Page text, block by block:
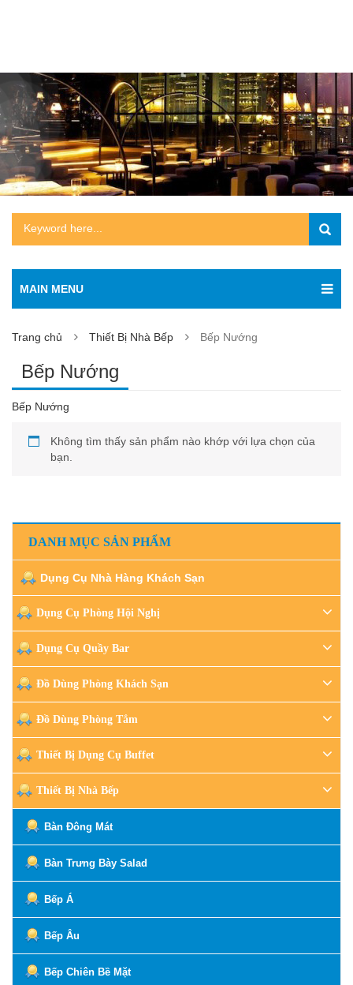
MAIN MENU
Trang chủ Thiết Bị Nhà Bếp Bếp Nướng
Bếp Nướng
Bếp Nướng
Không tìm thấy sản phẩm nào khớp với lựa chọn của
bạn.
DANH MỤC SẢN PHẨM
Dụng Cụ Nhà Hàng Khách Sạn
Dụng Cụ Phòng Hội Nghị
Dụng Cụ Quầy Bar
Đồ Dùng Phòng Khách Sạn
Đồ Dùng Phòng Tắm
Thiết Bị Dụng Cụ Buffet
Thiết Bị Nhà Bếp
Bàn Đông Mát
Bàn Trưng Bày Salad
Bếp Á
Bếp Âu
Bếp Chiên Bề Mặt